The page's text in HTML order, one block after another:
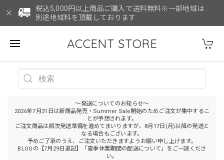
税込5,000円以上商品ご購入で送料無料※一部地域は
別途地域料を頂戴しております
ACCENT STORE
～発送についてのお知らせ～
2026年7月31日は新商品発売・Summer Sale開始のためご注文が集中するこ
とが予想されます。
ご注文商品は順次発送準備を進めてまいりますが、8月17日(月)以降の発送と
なる場合もございます。
予めご了承のうえ、ご注文いただきますようお願い申し上げます。
BLOGの【7月29日追記】「夏季休業期間の配送について」をご一読くださ
い。